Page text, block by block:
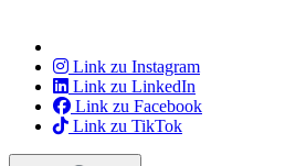
Link zu Instagram
Link zu LinkedIn
Link zu Facebook
Link zu TikTok